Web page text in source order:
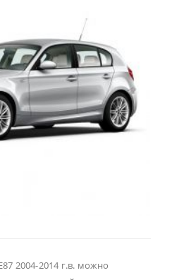
2004-2014 г.в. можно